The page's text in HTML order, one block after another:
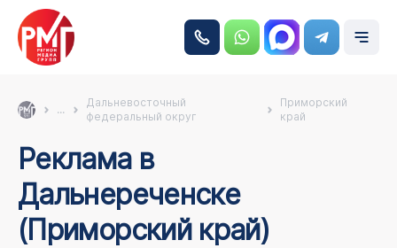
...
Дальневосточный
федеральный округ
Приморский
край
Реклама в
Дальнереченске
(Приморский край)